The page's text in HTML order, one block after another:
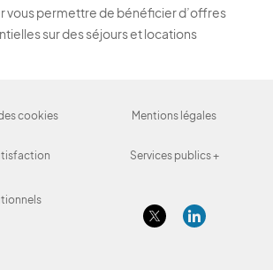
vous permettre de bénéficier d’offres
sur des séjours et locations
cookies Mentions légales
Services publics +